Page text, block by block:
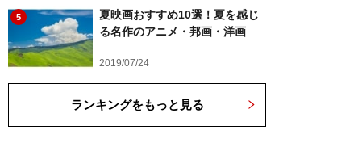
5
夏映画おすすめ10選！夏を感じ
る名作のアニメ・邦画・洋画
2019/07/24
ランキングをもっと見る